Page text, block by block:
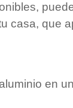
casa, que